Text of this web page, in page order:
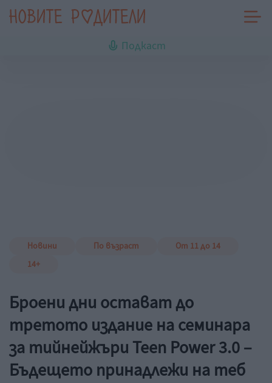
Подкаст
Новини По възраст
От 11 до 14
14+
Броени дни остават до
третото издание на семинара
за тийнейжъри Teen Power 3.0 –
Бъдещето принадлежи на теб